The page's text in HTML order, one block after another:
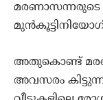
മരണാസന്നരുടെ
അതുകൊണ്ട്
അവസരം